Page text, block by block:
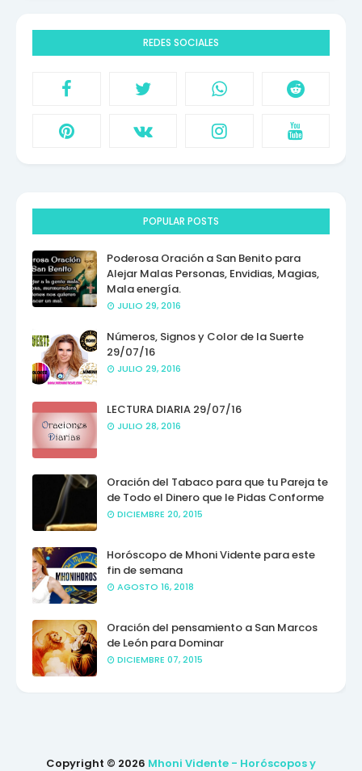
REDES SOCIALES
POPULAR POSTS
Poderosa Oración a San Benito para
Alejar Malas Personas, Envidias, Magias,
Mala energía.
JULIO 29, 2016
Números, Signos y Color de la Suerte
29/07/16
JULIO 29, 2016
LECTURA DIARIA 29/07/16
JULIO 28, 2016
Oración del Tabaco para que tu Pareja te
de Todo el Dinero que le Pidas Conforme
DICIEMBRE 20, 2015
Horóscopo de Mhoni Vidente para este
fin de semana
AGOSTO 16, 2018
Oración del pensamiento a San Marcos
de León para Dominar
DICIEMBRE 07, 2015
Copyright © 2026 Mhoni Vidente - Horóscopos y